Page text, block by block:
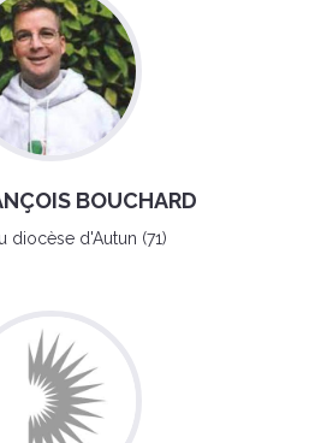
BOUCHARD
diocèse d'Autun (71)